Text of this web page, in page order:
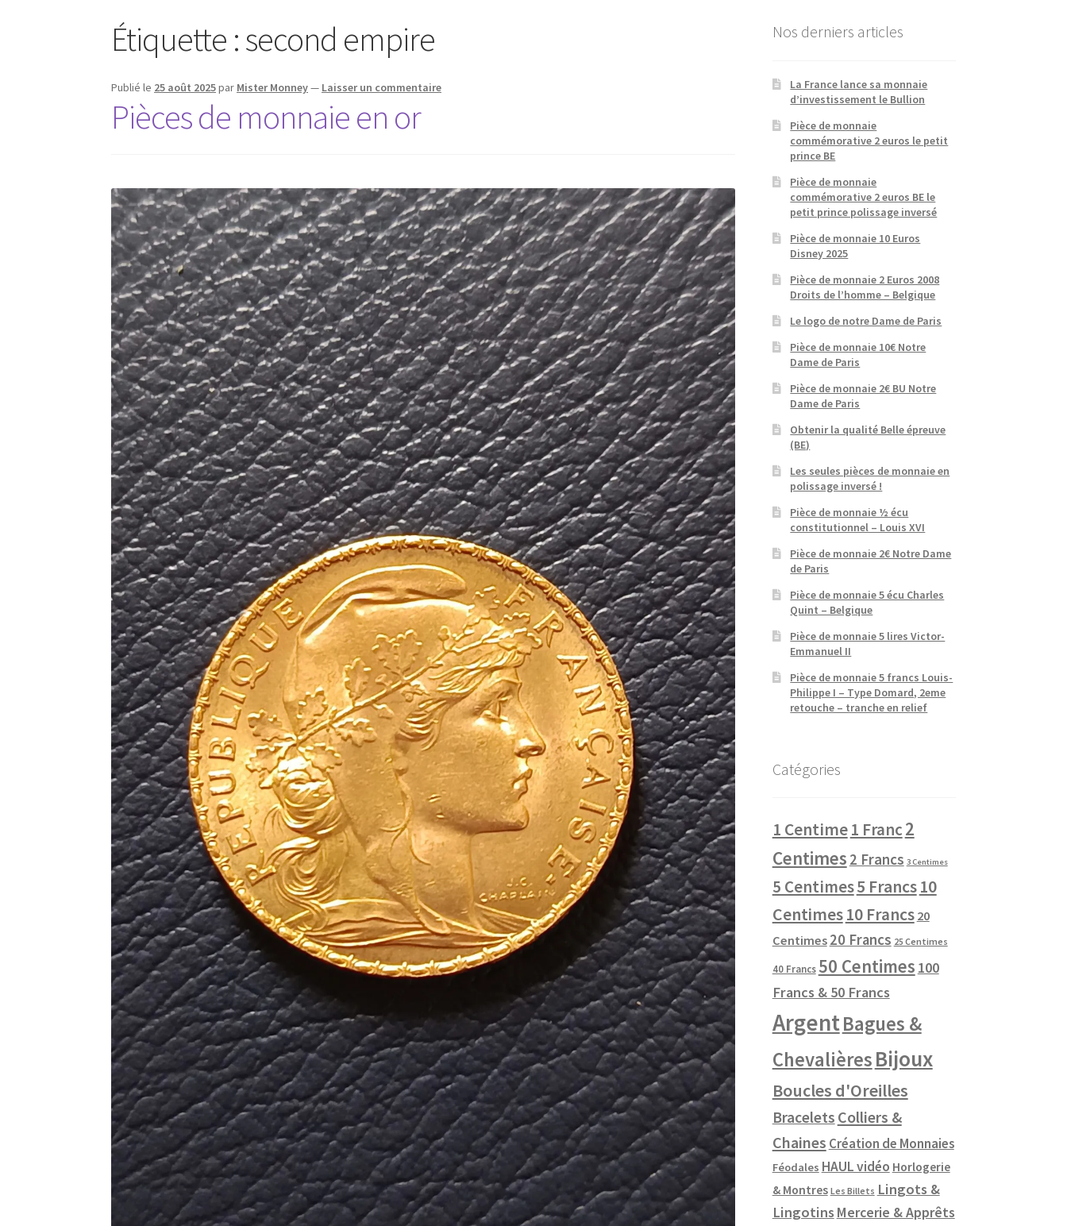
Étiquette :second empire
Publié le 25 août 2025par Mister Monney— Laisser un commentaire
Pièces de monnaie en or
Nos derniers articles
La France lance sa monnaie
d’investissement le Bullion
Pièce de monnaie
commémorative 2 euros le petit
prince BE
Pièce de monnaie
commémorative 2 euros BE le
petit prince polissage inversé
Pièce de monnaie 10 Euros
Disney 2025
Pièce de monnaie 2 Euros 2008
Droits de l’homme – Belgique
Le logo de notre Dame de Paris
Pièce de monnaie 10€ Notre
Dame de Paris
Pièce de monnaie 2€ BU Notre
Dame de Paris
Obtenir la qualité Belle épreuve
(BE)
Les seules pièces de monnaie en
polissage inversé !
Pièce de monnaie ½ écu
constitutionnel – Louis XVI
Pièce de monnaie 2€ Notre Dame
de Paris
Pièce de monnaie 5 écu Charles
Quint – Belgique
Pièce de monnaie 5 lires Victor-
Emmanuel II
Pièce de monnaie 5 francs Louis-
Philippe I – Type Domard, 2eme
retouche – tranche en relief
Catégories
1 Centime1 Franc2
Centimes 2 Francs 3 Centimes
5 Centimes5 Francs10
Centimes10 Francs 20
Centimes 20 Francs 25 Centimes
40 Francs 50 Centimes 100
Francs & 50 Francs
ArgentBagues &
ChevalièresBijoux
Boucles d'Oreilles
Bracelets Colliers &
Chaines Création de Monnaies
Féodales HAUL vidéo Horlogerie
& Montres Les Billets Lingots &
Lingotins Mercerie & Apprêts